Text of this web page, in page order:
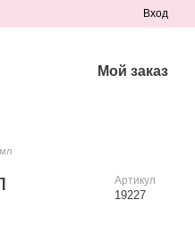
Вход
Мой заказ
Артикул
19227